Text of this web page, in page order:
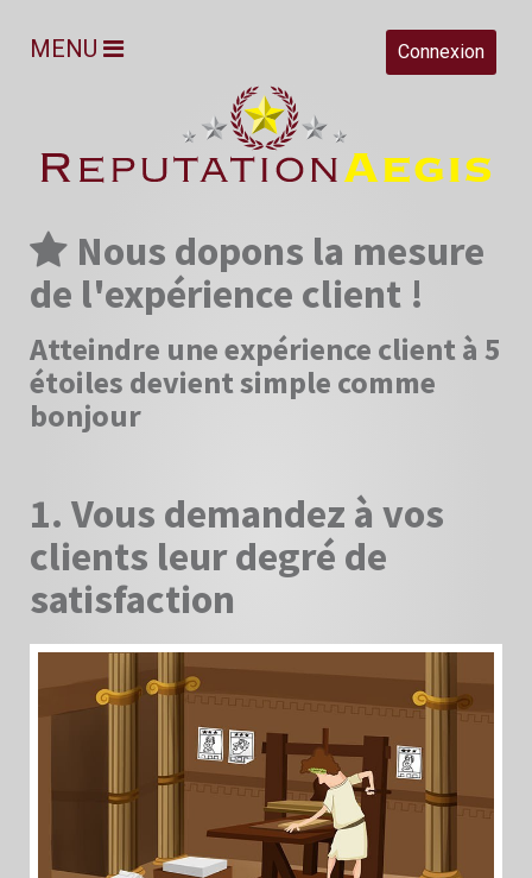
Connexion
MENU
Nous dopons la mesure
de l'expérience client !
Atteindre une expérience client à 5
étoiles devient simple comme
bonjour
1. Vous demandez à vos
clients leur degré de
satisfaction